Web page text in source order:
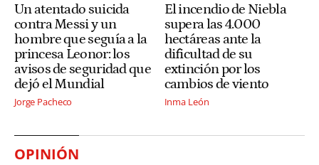
Un atentado suicida
contra Messi y un
hombre que seguía a la
princesa Leonor: los
avisos de seguridad que
dejó el Mundial
Jorge Pacheco
El incendio de Niebla
supera las 4.000
hectáreas ante la
dificultad de su
extinción por los
cambios de viento
Inma León
OPINIÓN